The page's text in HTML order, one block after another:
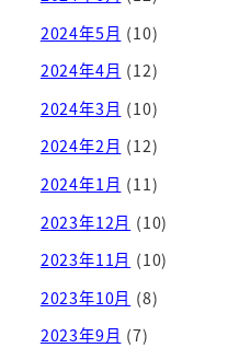
2024年5月 (10)
2024年4月 (12)
2024年3月 (10)
2024年2月 (12)
2024年1月 (11)
2023年12月 (10)
2023年11月 (10)
2023年10月 (8)
2023年9月 (7)